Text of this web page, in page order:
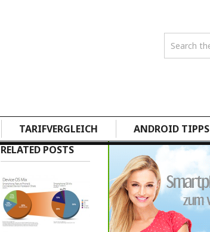
TARIFVERGLEICH ANDROID TIPPS
RELATED POSTS